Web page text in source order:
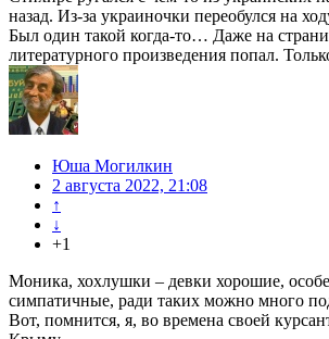
назад. Из-за украиночки переобулся на
Был один такой когда-то… Даже на
литературного произведения попал.
Юша Могилкин
2 августа 2022, 21:08
↑
↓
+1
Моника, хохлушки – девки хорошие,
симпатичные, ради таких можно много
Вот, помнится, я, во времена своей